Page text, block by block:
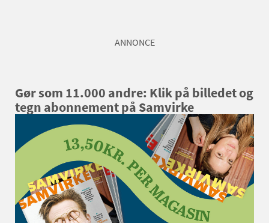
ANNONCE
Gør som 11.000 andre: Klik på billedet og
tegn abonnement på Samvirke